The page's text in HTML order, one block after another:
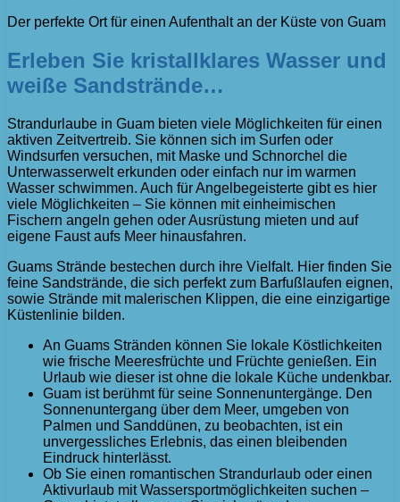
Der perfekte Ort für einen Aufenthalt an der Küste von Guam
Erleben Sie kristallklares Wasser und
weiße Sandstrände…
Strandurlaube in Guam bieten viele Möglichkeiten für einen
aktiven Zeitvertreib. Sie können sich im Surfen oder
Windsurfen versuchen, mit Maske und Schnorchel die
Unterwasserwelt erkunden oder einfach nur im warmen
Wasser schwimmen. Auch für Angelbegeisterte gibt es hier
viele Möglichkeiten – Sie können mit einheimischen
Fischern angeln gehen oder Ausrüstung mieten und auf
eigene Faust aufs Meer hinausfahren.
Guams Strände bestechen durch ihre Vielfalt. Hier finden Sie
feine Sandstrände, die sich perfekt zum Barfußlaufen eignen,
sowie Strände mit malerischen Klippen, die eine einzigartige
Küstenlinie bilden.
An Guams Stränden können Sie lokale Köstlichkeiten
wie frische Meeresfrüchte und Früchte genießen. Ein
Urlaub wie dieser ist ohne die lokale Küche undenkbar.
Guam ist berühmt für seine Sonnenuntergänge. Den
Sonnenuntergang über dem Meer, umgeben von
Palmen und Sanddünen, zu beobachten, ist ein
unvergessliches Erlebnis, das einen bleibenden
Eindruck hinterlässt.
Ob Sie einen romantischen Strandurlaub oder einen
Aktivurlaub mit Wassersportmöglichkeiten suchen –